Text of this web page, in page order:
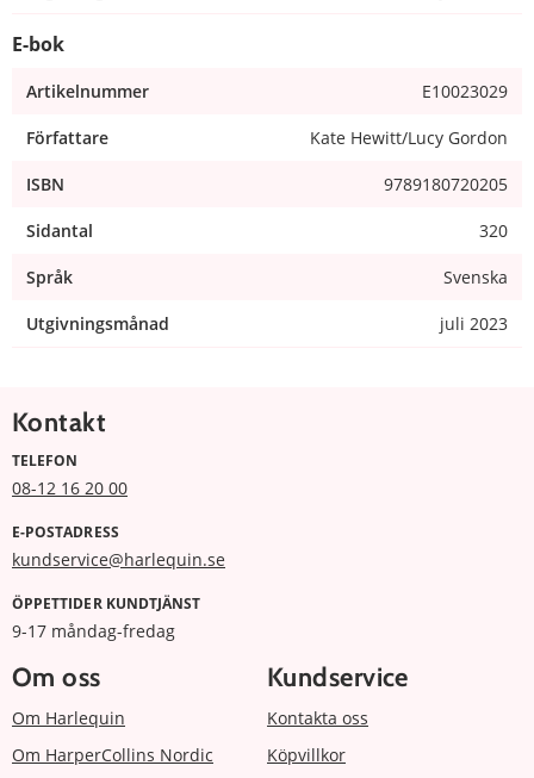
E-bok
Artikelnummer E10023029
Författare Kate Hewitt/Lucy Gordon
ISBN 9789180720205
Sidantal 320
Språk Svenska
Utgivningsmånad juli 2023
Kontakt
TELEFON
08-12 16 20 00
E-POSTADRESS
kundservice@harlequin.se
ÖPPETTIDER KUNDTJÄNST
9-17 måndag-fredag
Om oss
Om Harlequin
Om HarperCollins Nordic
Kundservice
Kontakta oss
Köpvillkor